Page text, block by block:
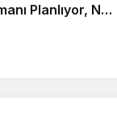
Planlıyor, Nut